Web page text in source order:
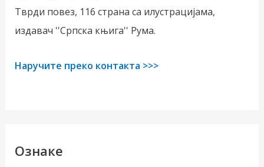
Тврди повез, 116 страна са илустрацијама,
издавач ''Српска књига'' Рума.
Наручите преко контакта >>>
Ознаке